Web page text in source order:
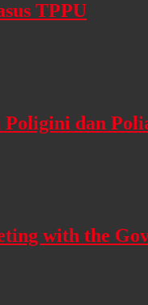
TPPU
dan
with the